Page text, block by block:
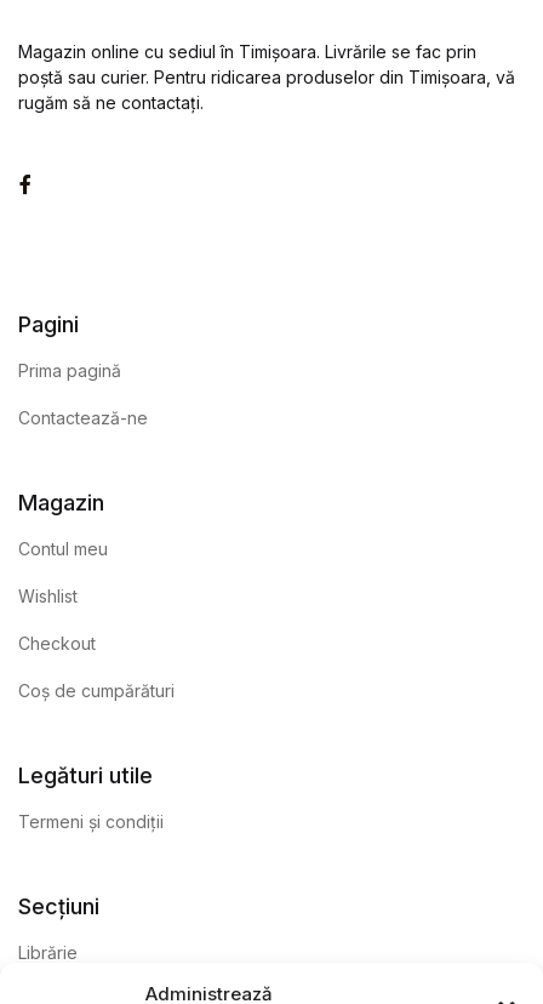
Administrează
Magazin online cu sediul în Timișoara. Livrările se fac prin
poștă sau curier. Pentru ridicarea produselor din Timișoara, vă
rugăm să ne contactați.
Pagini
Prima pagină
Contactează-ne
Magazin
Contul meu
Wishlist
Checkout
Coș de cumpărături
Legături utile
Termeni și condiții
Secțiuni
Librărie